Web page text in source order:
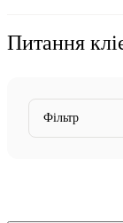
Питання
Фільтр